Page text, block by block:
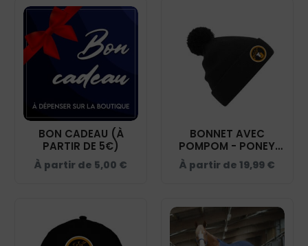
BON CADEAU (À
PARTIR DE 5€)
À partir de 5,00 €
BONNET AVEC
POMPOM - PONEY
CLUB TEAM JULIE -
NOIR - BF426
À partir de 19,99 €